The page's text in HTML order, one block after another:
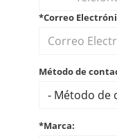
*Correo
Método de
*Marca: